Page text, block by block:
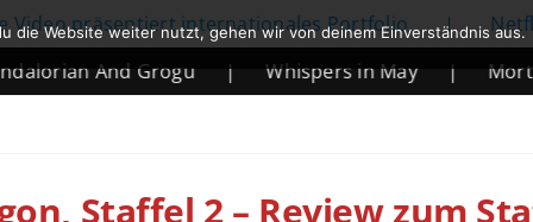
internationales Portfolio | Netflix
And Grogu | Whispers in May |
Mortal
Staffel 2 – Review zum
die Website weiter nutzt, gehen wir von deinem Einverständnis aus.